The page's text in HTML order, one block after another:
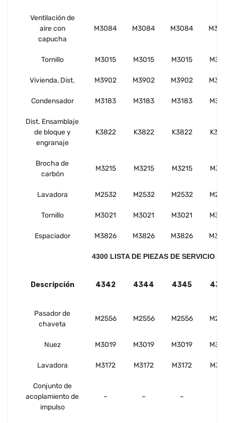
Ventilación de
aire con
capucha
M3084 M3084 M3084
Tornillo M3015 M3015 M3015
Vivienda, Dist. M3902 M3902 M3902
Condensador M3183 M3183 M3183
Dist. Ensamblaje
de bloque y
engranaje
K3822 K3822 K3822
Brocha de
carbón
M3215 M3215 M3215
Lavadora M2532 M2532 M2532
Tornillo M3021 M3021 M3021
Espaciador M3826 M3826 M3826
4300 LISTA DE PIEZAS DE SERVICIO
Descripción 4342 4344 4345
Pasador de
chaveta
M2556 M2556 M2556
Nuez M3019 M3019 M3019
Lavadora M3172 M3172 M3172
Conjunto de
acoplamiento de
impulso
– – –